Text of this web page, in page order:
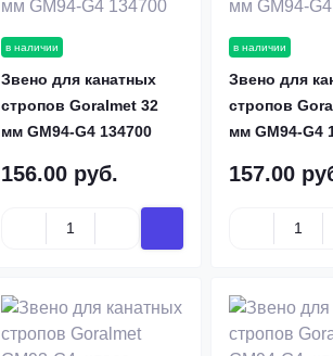
в наличии
Звено для канатных
стропов Goralmet 32
мм GM94-G4 134700
156.00 руб.
в наличии
Звено для
стропов
мм GM94-G4
157.00